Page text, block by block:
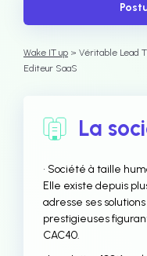
Wake IT up > Véritable Lead
Editeur SaaS
La
• Société à taille
Elle existe depuis
adresse ses
prestigieuses
CAC40.